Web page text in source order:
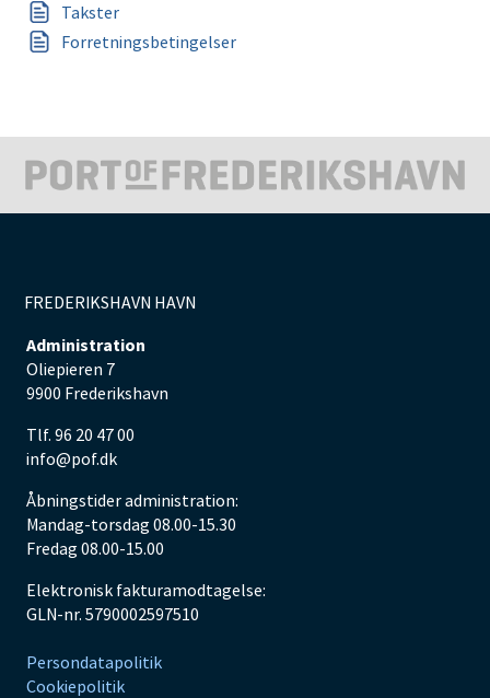
Takster
Forretningsbetingelser
FREDERIKSHAVN HAVN
Administration
Oliepieren 7
9900 Frederikshavn
Tlf. 96 20 47 00
info@pof.dk
Åbningstider administration:
Mandag-torsdag 08.00-15.30
Fredag 08.00-15.00
Elektronisk fakturamodtagelse:
GLN-nr. 5790002597510
Persondatapolitik
Cookiepolitik